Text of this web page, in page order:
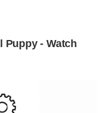
Puppy - Watch